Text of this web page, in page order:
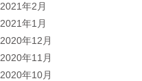
2021年2月
2021年1月
2020年12月
2020年11月
2020年10月